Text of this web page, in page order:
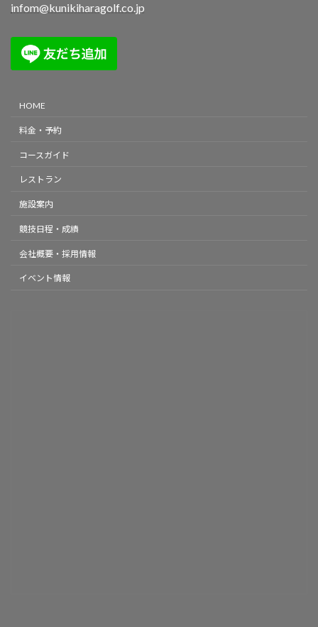
infom@kunikiharagolf.co.jp
HOME
料金・予約
コースガイド
レストラン
施設案内
競技日程・成績
会社概要・採用情報
イベント情報